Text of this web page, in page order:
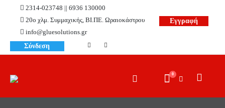
2314-023748 || 6936 130000
20ο χλμ. Συμμαχικής, ΒΙ.ΠΕ. Ωραιοκάστρου
info@gluesolutions.gr
Εγγραφή
Σύνδεση
0